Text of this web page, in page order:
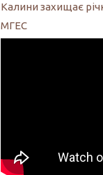
Калини захищає
МГЕС